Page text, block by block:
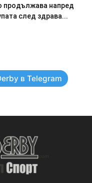
продължава напред
след здрава...
в Telegram